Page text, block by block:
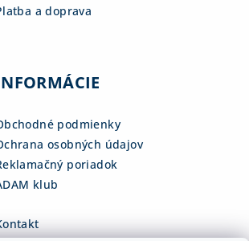
a doprava
podmienky
osobných údajov
poriadok
klub